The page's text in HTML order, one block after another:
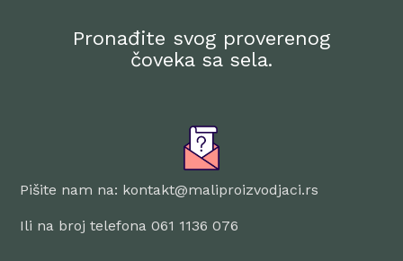
Pronađite svog proverenog
čoveka sa sela.
Pišite nam na: kontakt@maliproizvodjaci.rs
Ili na broj telefona 061 1136 076